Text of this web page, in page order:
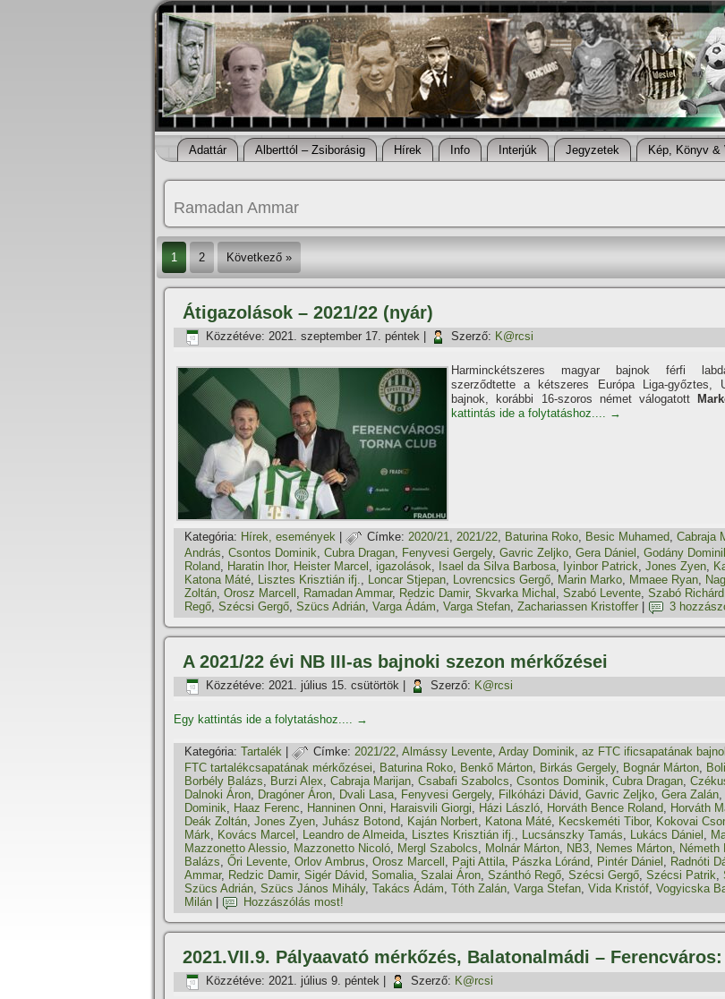
Adattár Alberttól – Zsiborásig Hí­rek Info Interjúk Jegyzetek Kép, Könyv &
Ramadan Ammar
1 2 Következő »
Átigazolások – 2021/22 (nyár)
Közzétéve: 2021. szeptember 17. péntek Szerző: K@rcsi
Harminckétszeres magyar bajnok férfi
szerződtette a kétszeres Európa Liga-győztes,
bajnok, korábbi 16-szoros német válogatott
kattintás ide a folytatáshoz.... →
Kategória: Hí­rek, események Címke: 2020/21, 2021/22, Baturina Roko, Besic Muhamed, Cabraja
András, Csontos Dominik, Cubra Dragan, Fenyvesi Gergely, Gavric Zeljko, Gera Dániel , Godány
Roland, Haratin Ihor, Heister Marcel , igazolások, Isael da Silva Barbosa, Iyinbor Patrick, Jones Zyen,
Katona Máté, Lisztes Krisztián ifj., Loncar Stjepan, Lovrencsics Gergő, Marin Marko, Mmaee Ryan,
Zoltán, Orosz Marcell , Ramadan Ammar, Redzic Damir, Skvarka Michal , Szabó Levente, Szabó Richárd
Regő, Szécsi Gergő, Szücs Adrián, Varga Ádám, Varga Stefan, Zachariassen Kristoffer 3
A 2021/22 évi NB III-as bajnoki szezon mérkőzései
Közzétéve: 2021. július 15. csütörtök Szerző: K@rcsi
Egy kattintás ide a folytatáshoz.... →
Kategória: Tartalék Címke: 2021/22, Almássy Levente, Arday Dominik, az FTC ificsapatának
FTC tartalékcsapatának mérkőzései, Baturina Roko, Benkő Márton, Birkás Gergely, Bognár Márton,
Borbély Balázs, Burzi Alex, Cabraja Marijan, Csabafi Szabolcs, Csontos Dominik, Cubra Dragan,
Dalnoki Áron, Dragóner Áron, Dvali Lasa, Fenyvesi Gergely, Filkóházi Dávid, Gavric Zeljko, Gera Zalán,
Dominik, Haaz Ferenc, Hanninen Onni, Haraisvili Giorgi, Házi László, Horváth Bence Roland, Horváth
Deák Zoltán, Jones Zyen, Juhász Botond, Kaján Norbert, Katona Máté, Kecskeméti Tibor, Kokovai
Márk, Kovács Marcel , Leandro de Almeida, Lisztes Krisztián ifj., Lucsánszky Tamás, Lukács Dániel ,
Mazzonetto Alessio, Mazzonetto Nicoló, Mergl Szabolcs, Molnár Márton, NB3, Nemes Márton, Németh
Balázs, Őri Levente, Orlov Ambrus, Orosz Marcell , Pajti Attila, Pászka Lóránd, Pintér Dániel , Radnóti
Ammar, Redzic Damir, Sigér Dávid, Somalia, Szalai Áron, Szánthó Regő, Szécsi Gergő, Szécsi Patrik,
Szücs Adrián, Szücs János Mihály, Takács Ádám, Tóth Zalán, Varga Stefan, Vida Kristóf, Vogyicska
Milán
Hozzászólás most!
2021.VII.9. Pályaavató mérkőzés, Balatonalmádi – Ferencváros:
Közzétéve: 2021. július 9. péntek Szerző: K@rcsi